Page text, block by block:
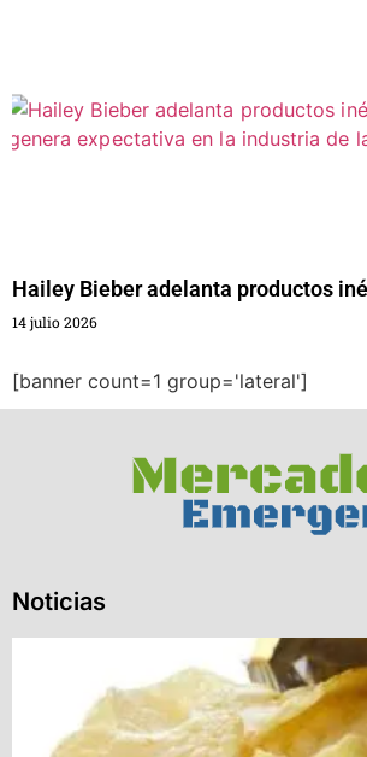
Hailey Bieber adelanta productos
14 julio 2026
[banner count=1 group='lateral']
Noticias